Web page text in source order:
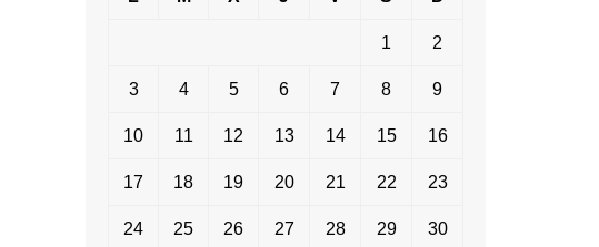
1 2
3 4 5 6 7 8 9
10 11 12 13 14 15 16
17 18 19 20 21 22 23
24 25 26 27 28 29 30